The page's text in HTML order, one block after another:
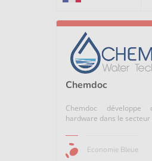
Chemdoc
Chemdoc développe
hardware dans le secteur
Economie Bleue